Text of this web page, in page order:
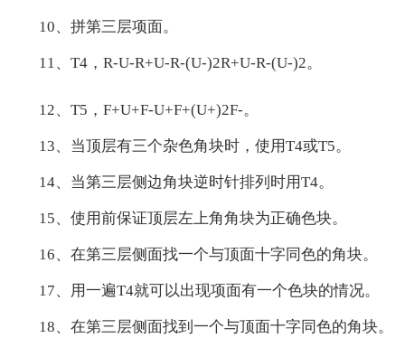
10、拼第三层项面。
11、T4，R-U-R+U-R-(U-)2R+U-R-(U-)2。
12、T5，F+U+F-U+F+(U+)2F-。
13、当顶层有三个杂色角块时，使用T4或T5。
14、当第三层侧边角块逆时针排列时用T4。
15、使用前保证顶层左上角角块为正确色块。
16、在第三层侧面找一个与顶面十字同色的角块。
17、用一遍T4就可以出现项面有一个色块的情况。
18、在第三层侧面找到一个与顶面十字同色的角块。